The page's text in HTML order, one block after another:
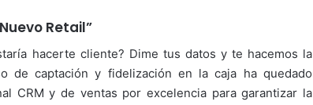
Retail”
hacerte cliente? Dime tus datos y te hacemos la
de captación y fidelización en la caja ha quedado
CRM y de ventas por excelencia para garantizar la